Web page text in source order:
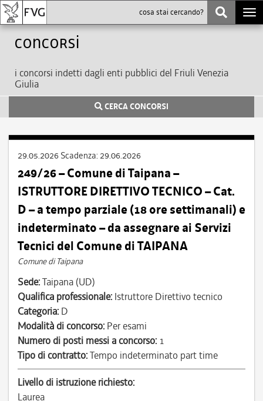
Concorsi
i concorsi indetti dagli enti pubblici del Friuli Venezia
Giulia
CERCA CONCORSI
29.05.2026 Scadenza: 29.06.2026
249/26 – Comune di Taipana –
ISTRUTTORE DIRETTIVO TECNICO – Cat.
D – a tempo parziale (18 ore settimanali) e
indeterminato – da assegnare ai Servizi
Tecnici del Comune di TAIPANA
Comune di Taipana
Sede:Taipana (UD)
Qualifica professionale: Istruttore Direttivo tecnico
Categoria: D
Modalità di concorso: Per esami
Numero di posti messi a concorso: 1
Tipo di contratto:Tempo indeterminato part time
Livello di istruzione richiesto:
Laurea